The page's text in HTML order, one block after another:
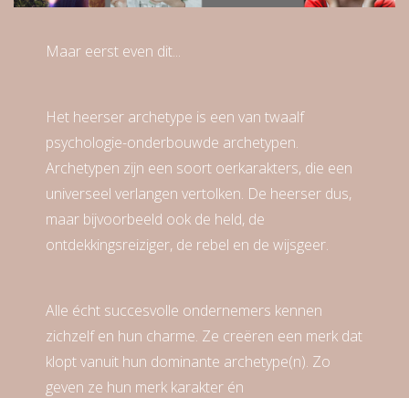
Maar eerst even dit...
Het heerser archetype is een van twaalf
psychologie-onderbouwde archetypen.
Archetypen zijn een soort oerkarakters, die een
universeel verlangen vertolken. De heerser dus,
maar bijvoorbeeld ook de held, de
ontdekkingsreiziger, de rebel en de wijsgeer.
Alle écht succesvolle ondernemers kennen
zichzelf en hun charme. Ze creëren een merk dat
klopt vanuit hun dominante archetype(n). Zo
geven ze hun merk karakter én